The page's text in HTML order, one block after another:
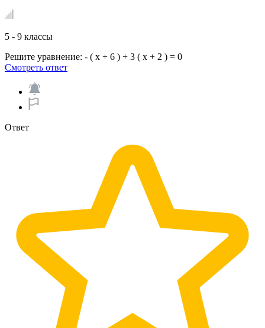
5 - 9 классы
Решите уравнение: - ( x + 6 ) + 3 ( x + 2 ) = 0​
Смотреть ответ
Ответ